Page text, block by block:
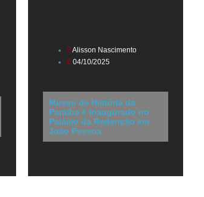
Alisson Nascimento
04/10/2025
Museu de História da
Paraíba é inaugurado no
Palácio da Redenção em
João Pessoa